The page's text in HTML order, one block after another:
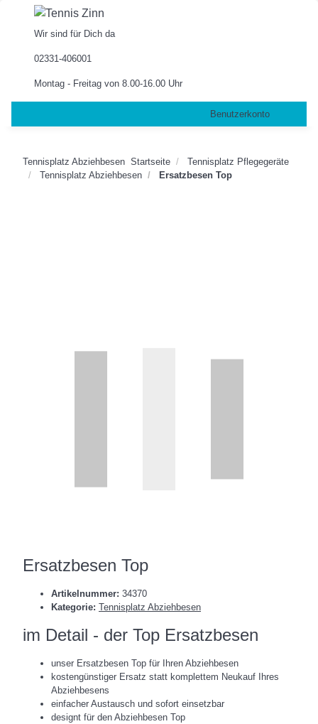
Wir sind für Dich da
02331-406001
Montag - Freitag von 8.00-16.00 Uhr
Benutzerkonto
Tennisplatz Abziehbesen Startseite
Tennisplatz Pflegegeräte
Tennisplatz Abziehbesen
Ersatzbesen Top
Ersatzbesen Top
Artikelnummer: 34370
Kategorie: Tennisplatz Abziehbesen
im Detail - der Top Ersatzbesen
unser Ersatzbesen Top für Ihren Abziehbesen
kostengünstiger Ersatz statt komplettem Neukauf Ihres
Abziehbesens
einfacher Austausch und sofort einsetzbar
designt für den Abziehbesen Top